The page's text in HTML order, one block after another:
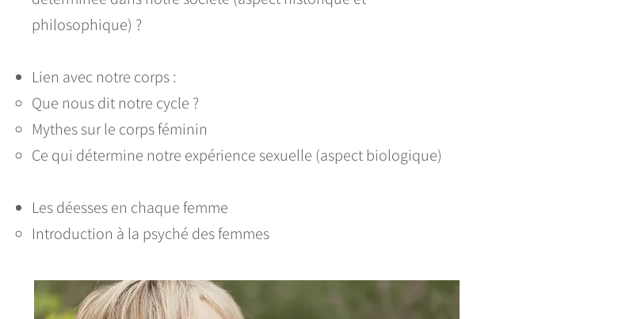
philosophique) ?
Lien avec notre corps :
Que nous dit notre cycle ?
Mythes sur le corps féminin
Ce qui détermine notre expérience sexuelle (aspect biologique)
Les déesses en chaque femme
Introduction à la psyché des femmes